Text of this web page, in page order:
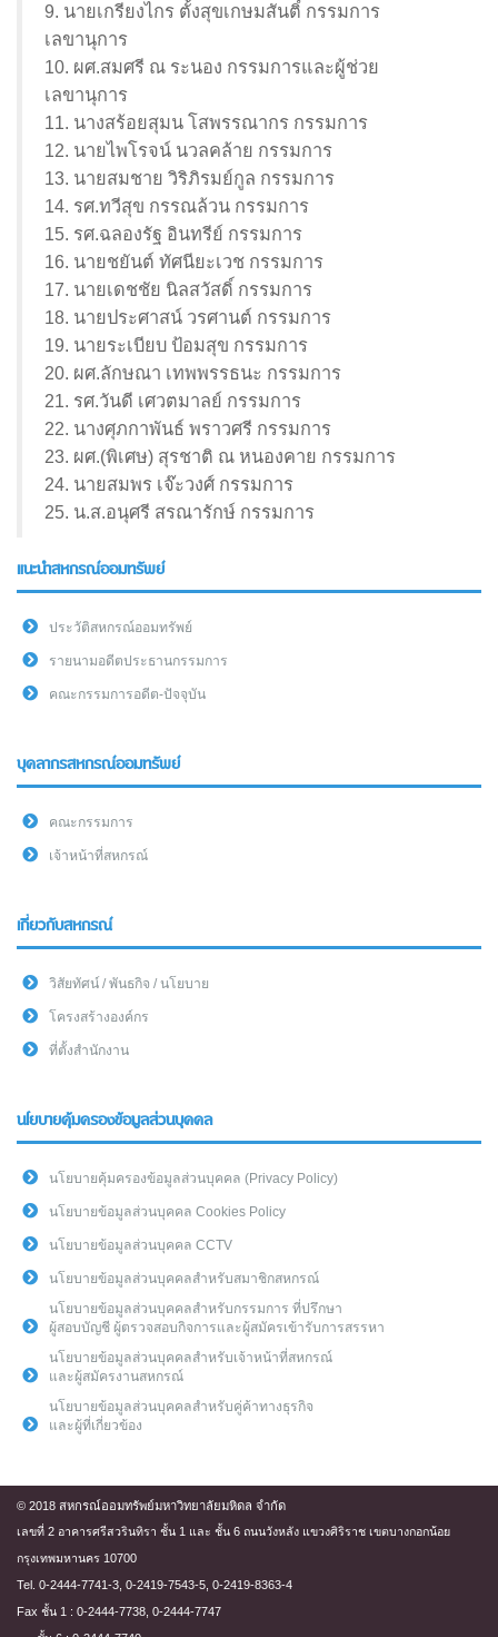
9. นายเกรียงไกร ตั้งสุขเกษมสันติ์ กรรมการ
เลขานุการ
10. ผศ.สมศรี ณ ระนอง กรรมการและผู้ช่วย
เลขานุการ
11. นางสร้อยสุมน โสพรรณากร กรรมการ
12. นายไพโรจน์ นวลคล้าย กรรมการ
13. นายสมชาย วิริภิรมย์กูล กรรมการ
14. รศ.ทวีสุข กรรณล้วน กรรมการ
15. รศ.ฉลองรัฐ อินทรีย์ กรรมการ
16. นายชยันต์ ทัศนียะเวช กรรมการ
17. นายเดชชัย นิลสวัสดิ์ กรรมการ
18. นายประศาสน์ วรศานต์ กรรมการ
19. นายระเบียบ ป้อมสุข กรรมการ
20. ผศ.ลักษณา เทพพรรธนะ กรรมการ
21. รศ.วันดี เศวตมาลย์ กรรมการ
22. นางศุภกาพันธ์ พราวศรี กรรมการ
23. ผศ.(พิเศษ) สุรชาติ ณ หนองคาย กรรมการ
24. นายสมพร เจ๊ะวงศ์ กรรมการ
25. น.ส.อนุศรี สรณารักษ์ กรรมการ
แนะนำสหกรณ์ออมทรัพย์
ประวัติสหกรณ์ออมทรัพย์
รายนามอดีตประธานกรรมการ
คณะกรรมการอดีต-ปัจจุบัน
บุคลากรสหกรณ์ออมทรัพย์
คณะกรรมการ
เจ้าหน้าที่สหกรณ์
เกี่ยวกับสหกรณ์
วิสัยทัศน์ / พันธกิจ / นโยบาย
โครงสร้างองค์กร
ที่ตั้งสำนักงาน
นโยบายคุ้มครองข้อมูลส่วนบุคคล
นโยบายคุ้มครองข้อมูลส่วนบุคคล (Privacy Policy)
นโยบายข้อมูลส่วนบุคคล Cookies Policy
นโยบายข้อมูลส่วนบุคคล CCTV
นโยบายข้อมูลส่วนบุคคลสำหรับสมาชิกสหกรณ์
นโยบายข้อมูลส่วนบุคคลสำหรับกรรมการ ที่ปรึกษา
ผู้สอบบัญชี ผู้ตรวจสอบกิจการและผู้สมัครเข้ารับการสรรหา
นโยบายข้อมูลส่วนบุคคลสำหรับเจ้าหน้าที่สหกรณ์
และผู้สมัครงานสหกรณ์
นโยบายข้อมูลส่วนบุคคลสำหรับคู่ค้าทางธุรกิจ
และผู้ที่เกี่ยวข้อง
© 2018 สหกรณ์ออมทรัพย์มหาวิทยาลัยมหิดล จำกัด
เลขที่ 2 อาคารศรีสวรินทิรา ชั้น 1 และ ชั้น 6 ถนนวังหลัง แขวงศิริราช เขตบางกอกน้อย
กรุงเทพมหานคร 10700
Tel. 0-2444-7741-3, 0-2419-7543-5, 0-2419-8363-4
Fax ชั้น 1 : 0-2444-7738, 0-2444-7747